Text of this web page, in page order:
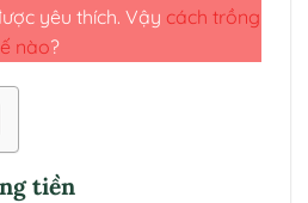
yêu thích. Vậy cách trồng
nào?
tiền